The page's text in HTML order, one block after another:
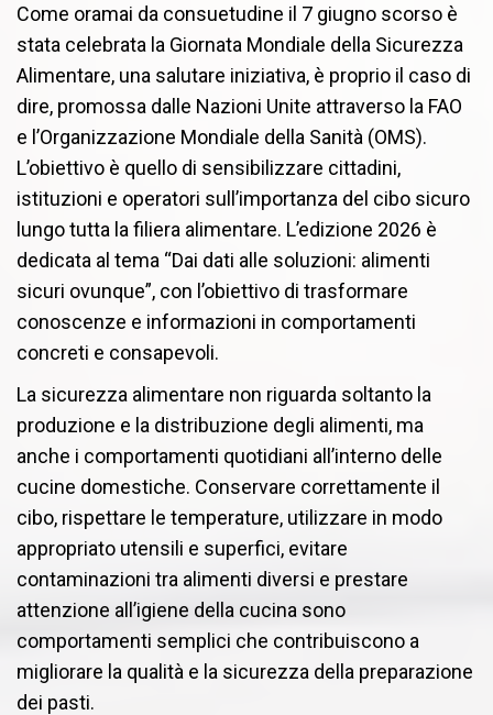
Come oramai da consuetudine il 7 giugno scorso è
stata celebrata la Giornata Mondiale della Sicurezza
Alimentare, una salutare iniziativa, è proprio il caso di
dire, promossa dalle Nazioni Unite attraverso la FAO
e l’Organizzazione Mondiale della Sanità (OMS).
L’obiettivo è quello di sensibilizzare cittadini,
istituzioni e operatori sull’importanza del cibo sicuro
lungo tutta la filiera alimentare. L’edizione 2026 è
dedicata al tema “Dai dati alle soluzioni: alimenti
sicuri ovunque”, con l’obiettivo di trasformare
conoscenze e informazioni in comportamenti
concreti e consapevoli.
La sicurezza alimentare non riguarda soltanto la
produzione e la distribuzione degli alimenti, ma
anche i comportamenti quotidiani all’interno delle
cucine domestiche. Conservare correttamente il
cibo, rispettare le temperature, utilizzare in modo
appropriato utensili e superfici, evitare
contaminazioni tra alimenti diversi e prestare
attenzione all’igiene della cucina sono
comportamenti semplici che contribuiscono a
migliorare la qualità e la sicurezza della preparazione
dei pasti.